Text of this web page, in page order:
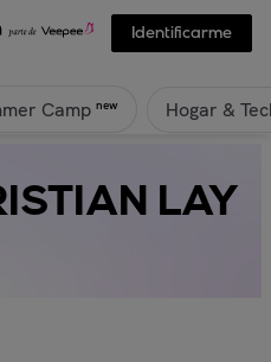
Identificarme
Camp new Hogar &
LAY